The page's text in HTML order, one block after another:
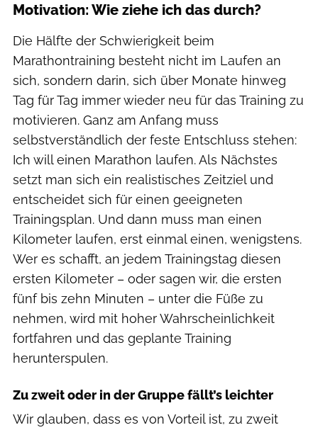
Motivation: Wie ziehe ich das durch?
Die Hälfte der Schwierigkeit beim
Marathontraining besteht nicht im Laufen an
sich, sondern darin, sich über Monate hinweg
Tag für Tag immer wieder neu für das Training zu
motivieren. Ganz am Anfang muss
selbstverständlich der feste Entschluss stehen:
Ich will einen Marathon laufen. Als Nächstes
setzt man sich ein realistisches Zeitziel und
entscheidet sich für einen geeigneten
Trainingsplan. Und dann muss man einen
Kilometer laufen, erst einmal einen, wenigstens.
Wer es schafft, an jedem Trainingstag diesen
ersten Kilometer – oder sagen wir, die ersten
fünf bis zehn Minuten – unter die Füße zu
nehmen, wird mit hoher Wahrscheinlichkeit
fortfahren und das geplante Training
herunterspulen.
Zu zweit oder in der Gruppe fällt’s leichter
Wir glauben, dass es von Vorteil ist, zu zweit